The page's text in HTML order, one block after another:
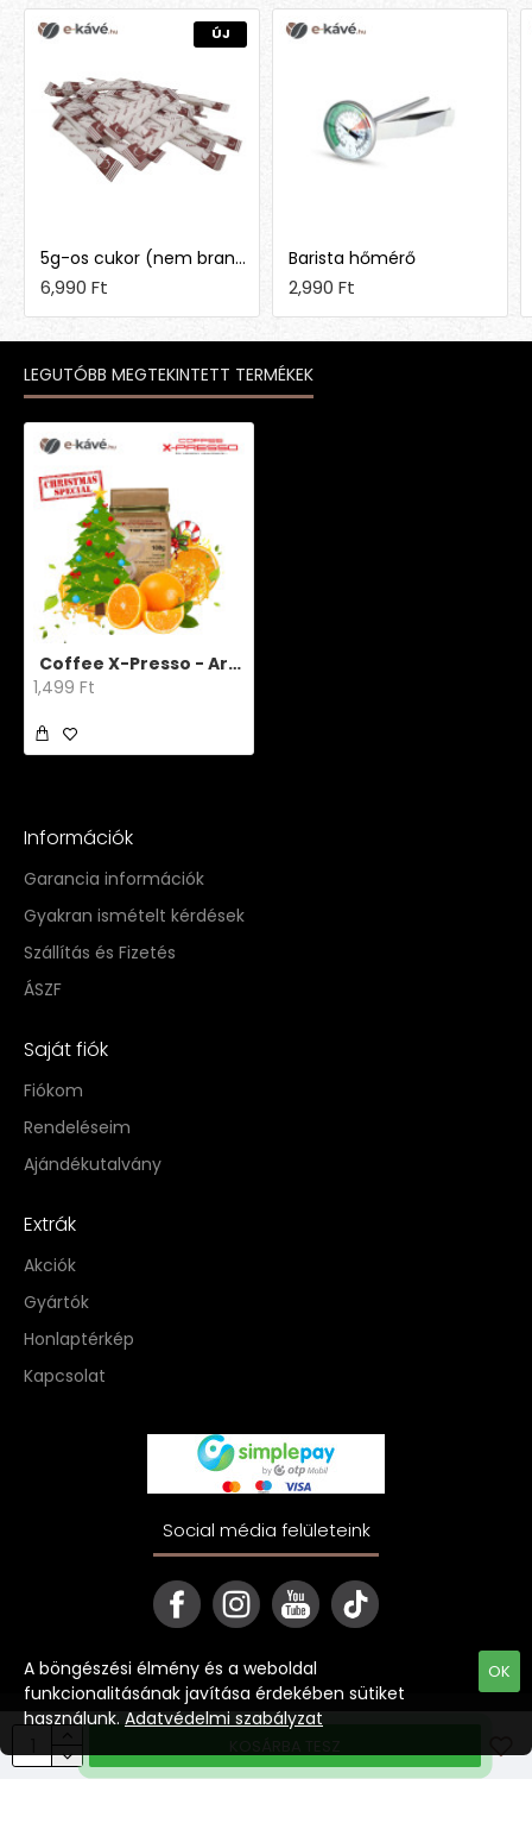
ÚJ
5g-os cukor (nem brandingelt)
6,990 Ft
Barista hőmérő
2,990 Ft
LEGUTÓBB MEGTEKINTETT TERMÉKEK
Coffee X-Presso - Aroma Orange Christmas Edition
1,499 Ft
Információk
Garancia információk
Gyakran ismételt kérdések
Szállítás és Fizetés
ÁSZF
Saját fiók
Fiókom
Rendeléseim
Ajándékutalvány
Extrák
Akciók
Gyártók
Honlaptérkép
Kapcsolat
Social média felületeink
Copyright © 2022 ekave.hu
OK
A böngészési élmény és a weboldal
funkcionalitásának javítása érdekében sütiket
használunk. Adatvédelmi szabályzat